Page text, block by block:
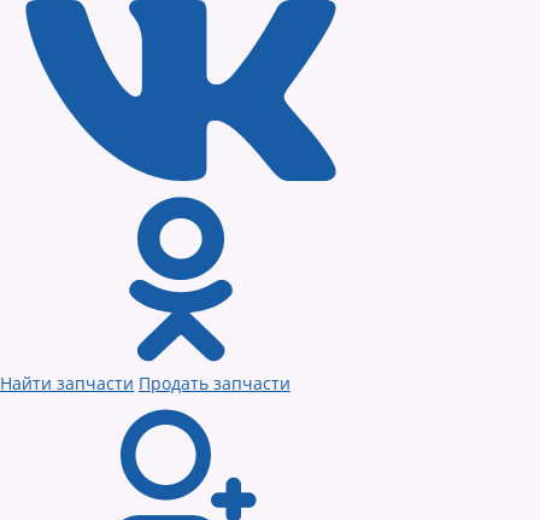
Найти запчасти Продать запчасти